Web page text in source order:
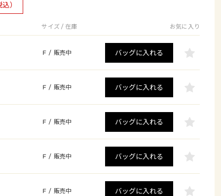
）
サイズ / 在庫 お気に入り
F / 販売中 バッグに入れる
F / 販売中 バッグに入れる
F / 販売中 バッグに入れる
F / 販売中 バッグに入れる
F / 販売中 バッグに入れる